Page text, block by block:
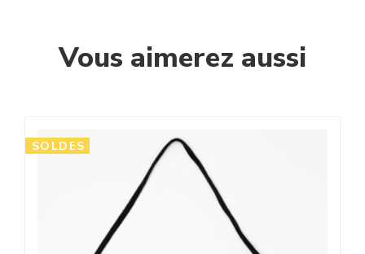
Vous aimerez aussi
SOLDES